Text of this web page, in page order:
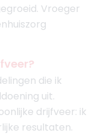
Vroeger
die ik
uit.
drijfveer: ik
resultaten.